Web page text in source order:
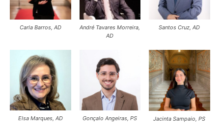
Carla Barros, AD
André Tavares Morreira,
AD
Santos Cruz, AD
Elsa Marques, AD Gonçalo Angeiras, PS Jacinta Sampaio, PS